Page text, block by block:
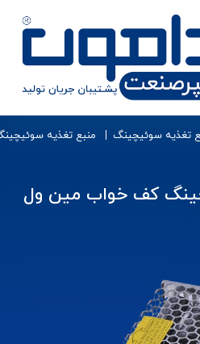
تغذیه سوئیچینگ منبع تغذیه
کف خواب مین ول